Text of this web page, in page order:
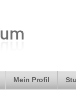
Mein Profil